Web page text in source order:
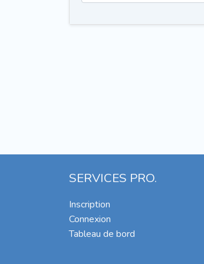
SERVICES PRO.
Inscription
Connexion
Tableau de bord